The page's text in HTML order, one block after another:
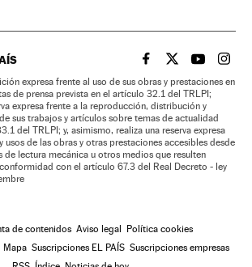
EL PAÍS BRASIL EN
EL PAÍSEL PAÍS
EL
expresa frente al uso de sus obras y prestaciones en
de prensa prevista en el artículo 32.1 del TRLPI;
expresa frente a la reproducción, distribución y
sus trabajos y artículos sobre temas de actualidad
del TRLPI; y, asimismo, realiza una reserva expresa
usos de las obras y otras prestaciones accesibles desde
de lectura mecánica u otros medios que resulten
con el artículo 67.3 del Real Decreto - ley
de contenidos Aviso legal
Política cookies
Mapa Suscripciones EL PAÍS Suscripciones empresas